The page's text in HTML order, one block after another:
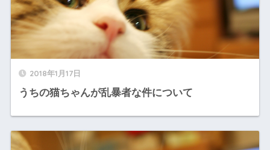
2018年1月17日
うちの猫ちゃんが乱暴者な件について